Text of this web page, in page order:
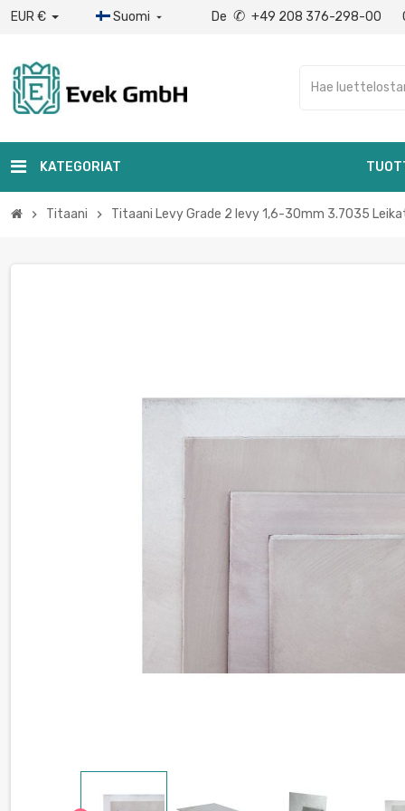
EUR € Suomi  De ✆ +49 208 376-298-00
KATEGORIAT
chevron_right Titaani chevron_right Titaani Levy Grade 2 levy 1,6-30mm 3.7035